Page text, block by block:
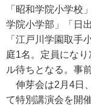
「昭和学院小学校
学院小学部」「日
「江戸川学園取手
庭1名。定員にな
ル待ちとなる。事
伸芽会は2月4日
て特別講演会を開